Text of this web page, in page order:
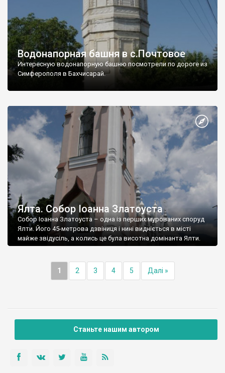
Водонапорная башня в с.Почтовое
Интересную водонапорную башню посмотрели по дороге из
Симферополя в Бахчисарай.
Ялта. Собор Іоанна Златоуста
Собор Іоанна Златоуста – одна із перших мурованих споруд
Ялти. Його 45-метрова дзвіниця і нині видніється в місті
майже звідусіль, а колись це була висотна домінанта Ялти.
1 2 3 4 5 Далі »
Станьте нашим автором